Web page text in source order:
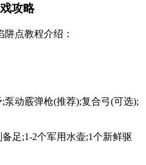
攻略
点教程介绍：
泵动霰弹枪(推荐);复合弓(可选);
足;1-2个军用水壶;1个新鲜驱